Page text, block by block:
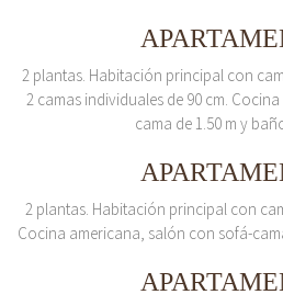
2 plantas. Habitación principal con
2 camas individuales de 90 cm.
cama de 1.50 m y
2 plantas. Habitación principal con
Cocina americana, salón con sofá-